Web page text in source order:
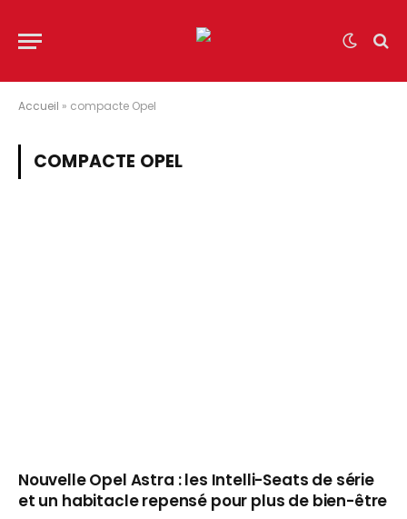
Accueil » compacte Opel
COMPACTE OPEL
Nouvelle Opel Astra : les Intelli-Seats de série
et un habitacle repensé pour plus de bien-être